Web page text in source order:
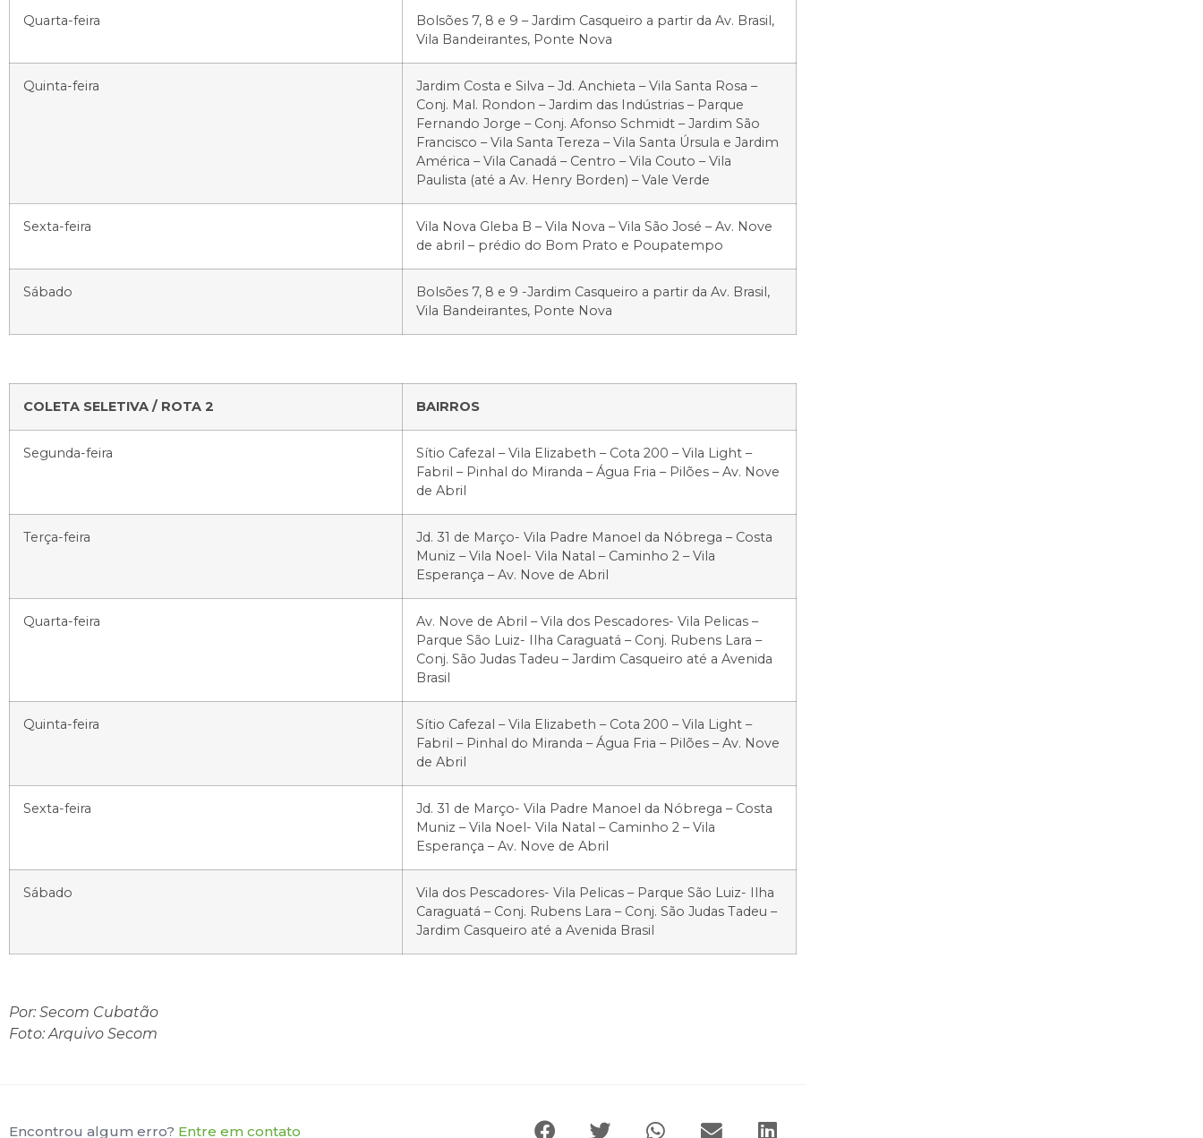
Quarta-feira
Bolsões 7, 8 e 9 – Jardim Casqueiro a partir da Av. Brasil,
Vila Bandeirantes, Ponte Nova
Quinta-feira
Jardim Costa e Silva – Jd. Anchieta – Vila Santa Rosa –
Conj. Mal. Rondon – Jardim das Indústrias – Parque
Fernando Jorge – Conj. Afonso Schmidt – Jardim São
Francisco – Vila Santa Tereza – Vila Santa Úrsula e Jardim
América – Vila Canadá – Centro – Vila Couto – Vila
Paulista (até a Av. Henry Borden) – Vale Verde
Sexta-feira
Vila Nova Gleba B – Vila Nova – Vila São José – Av. Nove
de abril – prédio do Bom Prato e Poupatempo
Sábado
Bolsões 7, 8 e 9 -Jardim Casqueiro a partir da Av. Brasil,
Vila Bandeirantes, Ponte Nova
COLETA SELETIVA / ROTA 2 BAIRROS
Segunda-feira
Sítio Cafezal – Vila Elizabeth – Cota 200 – Vila Light –
Fabril – Pinhal do Miranda – Água Fria – Pilões – Av. Nove
de Abril
Terça-feira
Jd. 31 de Março- Vila Padre Manoel da Nóbrega – Costa
Muniz – Vila Noel- Vila Natal – Caminho 2 – Vila
Esperança – Av. Nove de Abril
Quarta-feira
Av. Nove de Abril – Vila dos Pescadores- Vila Pelicas –
Parque São Luiz- Ilha Caraguatá – Conj. Rubens Lara –
Conj. São Judas Tadeu – Jardim Casqueiro até a Avenida
Brasil
Quinta-feira
Sítio Cafezal – Vila Elizabeth – Cota 200 – Vila Light –
Fabril – Pinhal do Miranda – Água Fria – Pilões – Av. Nove
de Abril
Sexta-feira
Jd. 31 de Março- Vila Padre Manoel da Nóbrega – Costa
Muniz – Vila Noel- Vila Natal – Caminho 2 – Vila
Esperança – Av. Nove de Abril
Sábado
Vila dos Pescadores- Vila Pelicas – Parque São Luiz- Ilha
Caraguatá – Conj. Rubens Lara – Conj. São Judas Tadeu –
Jardim Casqueiro até a Avenida Brasil
Por: Secom Cubatão
Foto: Arquivo Secom
Encontrou algum erro? Entre em contato